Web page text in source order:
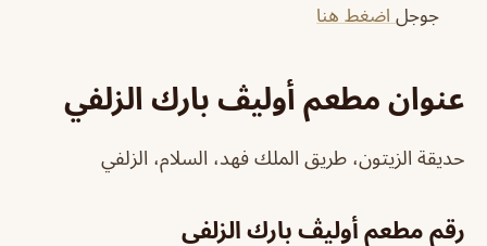
جوجل اضغط هنا
عنوان مطعم أوليڤ بارك الزلفي
حديقة الزيتون، طريق الملك فهد، السلام، الزلفي
رقم مطعم أوليڤ بارك الزلفي